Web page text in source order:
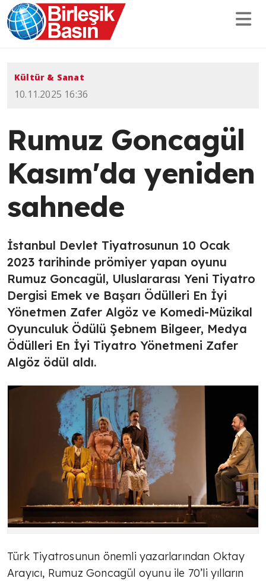
Kültür & Sanat
10.11.2025 16:36
Rumuz Goncagül
Kasım'da yeniden
sahnede
İstanbul Devlet Tiyatrosunun 10 Ocak
2023 tarihinde prömiyer yapan oyunu
Rumuz Goncagül, Uluslararası Yeni Tiyatro
Dergisi Emek ve Başarı Ödülleri En İyi
Yönetmen Zafer Algöz ve Komedi-Müzikal
Oyunculuk Ödülü Şebnem Bilgeer, Medya
Ödülleri En İyi Tiyatro Yönetmeni Zafer
Algöz ödül aldı.
Türk Tiyatrosunun önemli yazarlarından Oktay
Arayıcı, Rumuz Goncagül oyunu ile 70’li yılların